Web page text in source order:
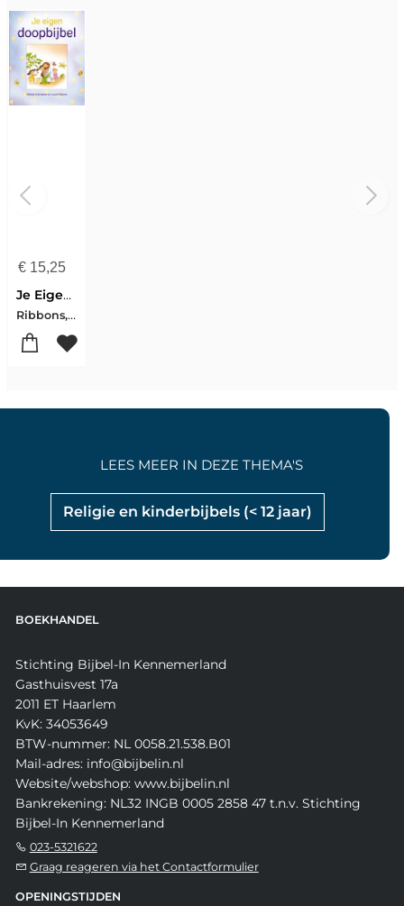
€15,25
Je Eigen Doopbijbel Jongen
Ribbons, Lizzie
Religie en kinderbijbels (< 12 jaar)
LEES MEER IN DEZE THEMA'S
BOEKHANDEL
Stichting Bijbel-In Kennemerland
Gasthuisvest 17a
2011 ET Haarlem
KvK: 34053649
BTW-nummer: NL 0058.21.538.B01
Mail-adres: info@bijbelin.nl
Website/webshop: www.bijbelin.nl
Bankrekening: NL32 INGB 0005 2858 47 t.n.v. Stichting
Bijbel-In Kennemerland
023-5321622
Graag reageren via het Contactformulier
OPENINGSTIJDEN